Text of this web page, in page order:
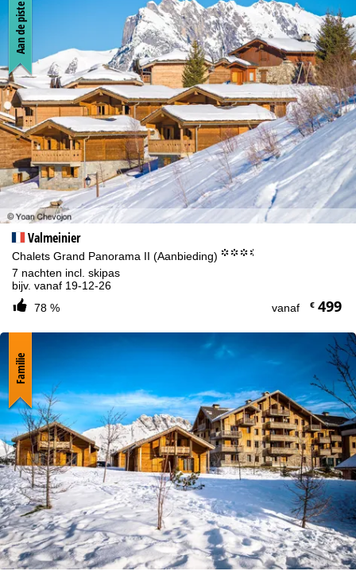
Cookie-informatie
Om onze website te optimaliseren, gebruiken we cookies om
gebruiksinformatie te verzamelen, die wij, TravelTrex GmbH, ook
delen met onze partners. Gebruiksprofielen worden aangemaakt
op basis van uw activiteiten met behulp van eindapparaat- en
browserinformatie. Deze gebruiksprofielen worden gebruikt voor
statistische analyse, individuele productaanbevelingen,
geïndividualiseerde reclame en bereikmeting. Hiervoor hebben wij
uw toestemming nodig (op elk moment in te trekken), wat ook de
overdracht van bepaalde persoonlijke gegevens aan derde
aanbieders in derde landen buiten de Europese Economische
Ruimte inhoudt, zoals Google of Microsoft in de VS.
g
i
n
a
Valmeinier
Chalets Grand Panorama II (Aanbieding) °°°.
7 nachten incl. skipas
bijv. vanaf 19-12-26
78 %
vanaf €499
Aan de piste
Familie